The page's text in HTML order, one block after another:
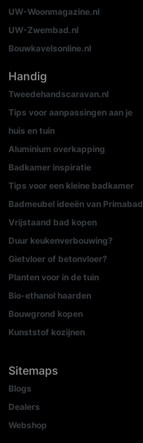
UW-Woonmagazine.nl
UW-Zwembad.nl
Bouwkavelsonline.nl
Handig
Tweedehandscaravan.nl
Tips voor aanpassingen aan je
huis en tuin
Aluminium overkapping
Badkamer inspiratie
Tips voor een kleine badkamer
Badmeubel ideeën van Primabad
Vrijstaand bad kopen
Duur keukenverbouwing?
Gietvloer of betonvloer?
Planten voor in de tuin
Bio-ethanol haarden
Bouwgrond kopen
Kunststof kozijnen
Sitemaps
Blogs
Dealers
Webshop